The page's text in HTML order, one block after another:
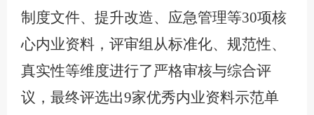
制度文件、提升改造、应急管理等30项核
心内业资料，评审组从标准化、规范性、
真实性等维度进行了严格审核与综合评
议，最终评选出9家优秀内业资料示范单